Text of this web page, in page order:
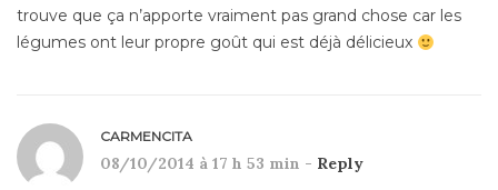
trouve que ça n’apporte vraiment pas grand chose car les
légumes ont leur propre goût qui est déjà délicieux
CARMENCITA
08/10/2014 à 17 h 53 min - Reply